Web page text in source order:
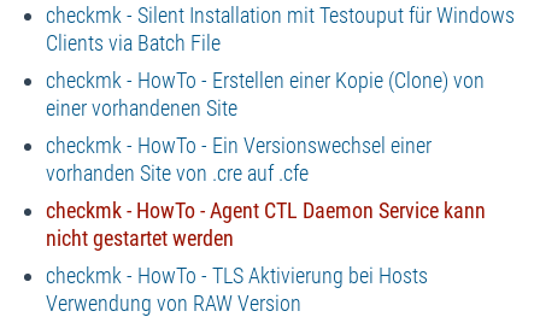
checkmk - Silent Installation mit Testouput für Windows
Clients via Batch File
checkmk - HowTo - Erstellen einer Kopie (Clone) von
einer vorhandenen Site
checkmk - HowTo - Ein Versionswechsel einer
vorhanden Site von .cre auf .cfe
checkmk - HowTo - Agent CTL Daemon Service kann
nicht gestartet werden
checkmk - HowTo - TLS Aktivierung bei Hosts
Verwendung von RAW Version